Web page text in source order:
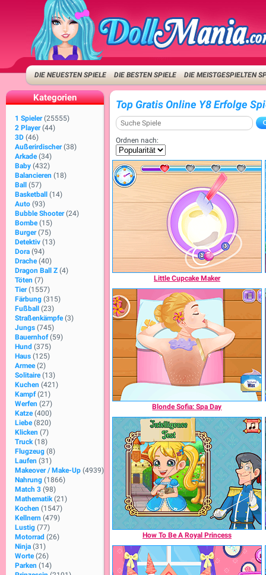
DIE NEUESTEN SPIELE DIE BESTEN SPIELE DIE MEISTGESPIELTEN
Kategorien
1 Spieler (25555)
2 Player (44)
3D (46)
Außerirdischer (38)
Arkade (34)
Baby (432)
Balancieren (18)
Ball
(57)
Basketball
(14)
Auto (93)
Bubble Shooter (24)
Bombe (15)
Burger (75)
Detektiv (13)
Dora (94)
Drache (40)
Dragon Ball Z (4)
Töten (7)
Tier (1557)
Färbung (315)
Fußball
(23)
Straßenkämpfe (3)
Jungs (745)
Bauernhof (59)
Hund (375)
Haus (125)
Armee (2)
Solitaire (13)
Kuchen (421)
Kampf (21)
Werfen (27)
Katze (400)
Liebe (820)
Klicken (7)
Truck (18)
Flugzeug (8)
Laufen (31)
Makeover / Make-Up (4939)
Nahrung (1866)
Match 3 (98)
Mathematik (21)
Kochen (1547)
Kellnern (479)
Lustig (77)
Motorrad (26)
Ninja (31)
Worte (26)
Parken (14)
Top Gratis Online Y8 Erfolge
Ordnen nach:
Little Cupcake Maker
Blonde Sofia: Spa Day
How To Be A Royal Princess